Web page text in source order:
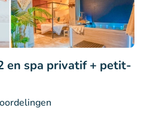
en spa privatif + petit-